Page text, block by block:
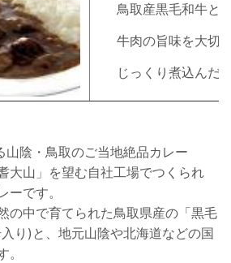
鳥取産黒毛和牛と国
牛肉の旨味を大切に
じっくり煮込んだ本
山陰・鳥取のご当地絶品カレー
大山」を望む自社工場でつくられ
ーです。
の中で育てられた鳥取県産の「黒毛
り)と、地元山陰や北海道などの国